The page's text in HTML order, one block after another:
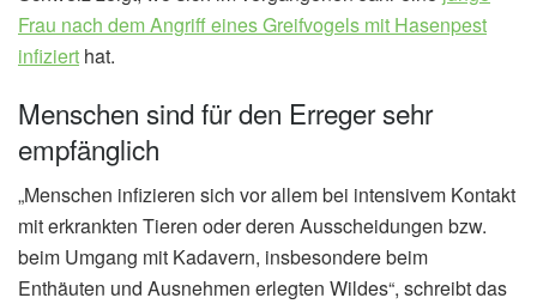
Frau nach dem Angriff eines Greifvogels mit Hasenpest
infiziert hat.
Menschen sind für den Erreger sehr
empfänglich
„Menschen infizieren sich vor allem bei intensivem Kontakt
mit erkrankten Tieren oder deren Ausscheidungen bzw.
beim Umgang mit Kadavern, insbesondere beim
Enthäuten und Ausnehmen erlegten Wildes“, schreibt das